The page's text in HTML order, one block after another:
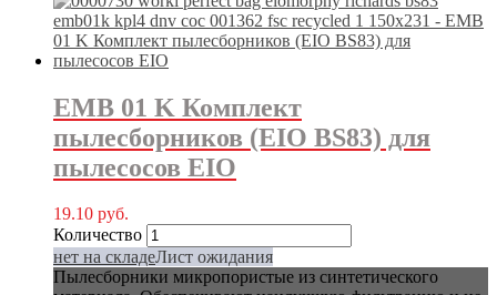
EMB 01 K Комплект
пылесборников (EIO BS83) для
пылесосов EIO
19.10 руб.
Количество
нет на складеЛист ожидания
Пылесборники микропористые из синтетического